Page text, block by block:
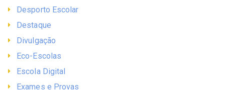
Desporto Escolar
Destaque
Divulgação
Eco-Escolas
Escola Digital
Exames e Provas